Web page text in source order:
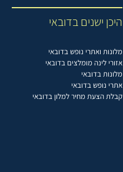
היכן ישנים בדובאי
מלונות ואתרי נופש בדובאי
אזורי לינה מומלצים בדובאי
מלונות בדובאי
אתרי נופש בדובאי
קבלת הצעת מחיר למלון בדובאי